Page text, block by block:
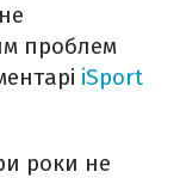
проблем
iSport
роки не